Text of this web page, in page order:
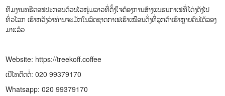
ທີມງານທຣີຄອຟປະກອບດ້ວຍໄວໜຸ່ມລາວທີ່ຕັ້ງໃຈຕ້ອງການສ້າງແບຣນກາເຟທີ່ໂດ່ງດັງໄປ
ທົ່ວໂລກ ເຮົາຫວັງວ່າທ່ານຈະມັກໃນລົດຊາດກາເຟເຮົາເໝືອນດັ່ງທີ່ລູກຄ້າເຮົາຫຼາຍຄົນໄດ້ລອງ
ມາແລ້ວ
Website: https://treekoff.coffee
ເບີໂທຕິດຕໍ່: 020 99379170
Whatsapp: 020 99379170